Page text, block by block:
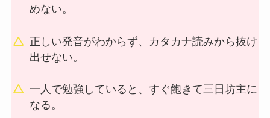
めない。
正しい発音がわからず、カタカナ読みから抜け
出せない。
一人で勉強していると、すぐ飽きて三日坊主に
なる。